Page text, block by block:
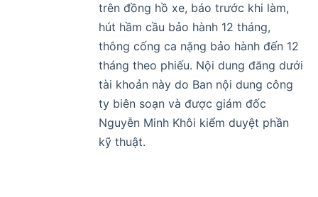
trên đồng hồ xe, báo trước khi làm,
hút hầm cầu bảo hành 12 tháng,
thông cống ca nặng bảo hành đến 12
tháng theo phiếu. Nội dung đăng dưới
tài khoản này do Ban nội dung công
ty biên soạn và được giám đốc
Nguyễn Minh Khôi kiểm duyệt phần
kỹ thuật.